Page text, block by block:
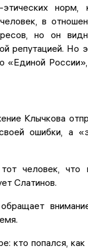
норм,
в
но он
репутацией. Но
«Единой
Клычкова
ошибки, а
человек, что
Слатинов.
кто попался, как